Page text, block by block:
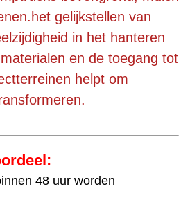
gelijkstellen van
in het hanteren
en de toegang tot
helpt om
48 uur worden